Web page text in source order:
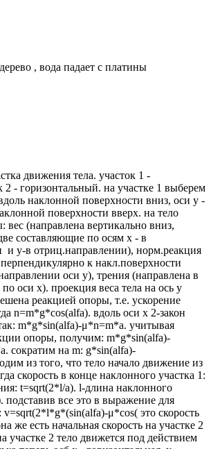
, вода падает с платины
движения тела. участок 1 -
2 - горизонтальный. на участке 1 выберем
наклонной поверхности вниз, оси у -
поверхности вверх. на тело
вес (направлена вертикально вниз,
составляющие по осям х - в
и у-в отриц.направлении), норм.реакция
к накл.поверхности
оси у), трения (направлена в
оси х). проекция веса тела на ось у
реакцией опоры, т.е. ускорение
n=m*g*cos(alfa). вдоль оси х 2-закон
m*g*sin(alfa)-μ*n=m*a. учитывая
опоры, получим: m*g*sin(alfa)-
сократим на m: g*sin(alfa)-
из того, что тело начало движение из
скорость в конце наклонного участка 1:
t=sqrt(2*l/a). l-длина наклонного
подставив все это в выражение для
v=sqrt(2*l*g*(sin(alfa)-μ*cos( это скорость
же есть начальная скорость на участке 2
участке 2 тело движется под действием